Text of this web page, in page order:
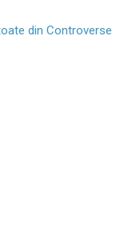
din Controverse